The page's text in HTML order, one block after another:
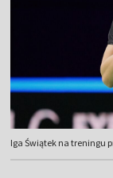
Iga Świątek na treningu